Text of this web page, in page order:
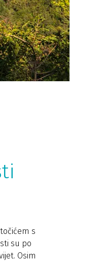
s
su po
Osim